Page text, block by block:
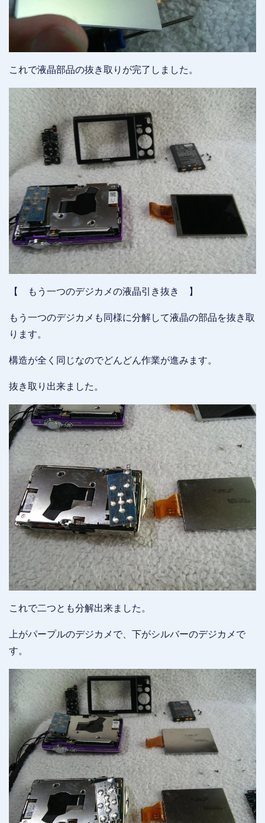
これで液晶部品の抜き取りが完了しました。
【 もう一つのデジカメの液晶引き抜き 】
もう一つのデジカメも同様に分解して液晶の部品を抜き取
ります。
構造が全く同じなのでどんどん作業が進みます。
抜き取り出来ました。
これで二つとも分解出来ました。
上がパープルのデジカメで、下がシルバーのデジカメで
す。